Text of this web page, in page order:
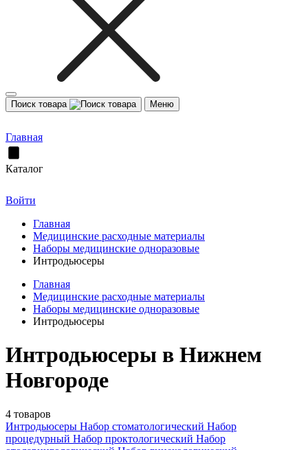
Поиск товара Меню
Главная
Каталог
Войти
Главная
Медицинские расходные материалы
Наборы медицинские одноразовые
Интродьюсеры
Главная
Медицинские расходные материалы
Наборы медицинские одноразовые
Интродьюсеры
Интродьюсеры в Нижнем
Новгороде
4 товаров
Интродьюсеры Набор стоматологический Набор
процедурный Набор проктологический Набор